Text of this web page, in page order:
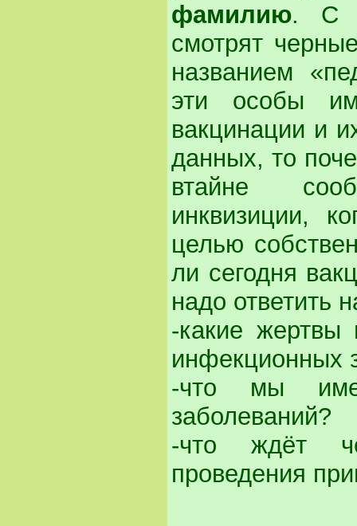
фамилию. С
смотрят
названием
эти особы
вакцинации и
данных, то
втайне
инквизиции,
целью
ли сегодня
надо ответить
-какие жертвы
инфекционных
-что мы
заболеваний?
-что ждёт
проведения